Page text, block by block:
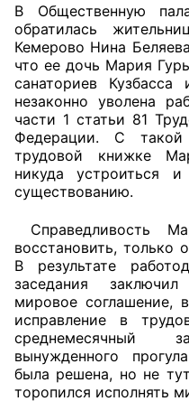
Общественные
органах
исполнительной
Общественные
независимой
оказания услуг
О Палате
Структура Палаты
Комиссии
Экспертный совет
Совет ОП КО
Общественный штаб
В Общественную
обратилась
Кемерово Нина
что ее дочь Мария
санаториев
незаконно уволена
части 1 статьи 81
Федерации. С такой
трудовой книжке
никуда устроиться
существованию.
Справедливость
восстановить, только
В результате
заседания
мировое соглашение,
исправление в
среднемесячный
вынужденного
была решена, но не
торопился исполнять